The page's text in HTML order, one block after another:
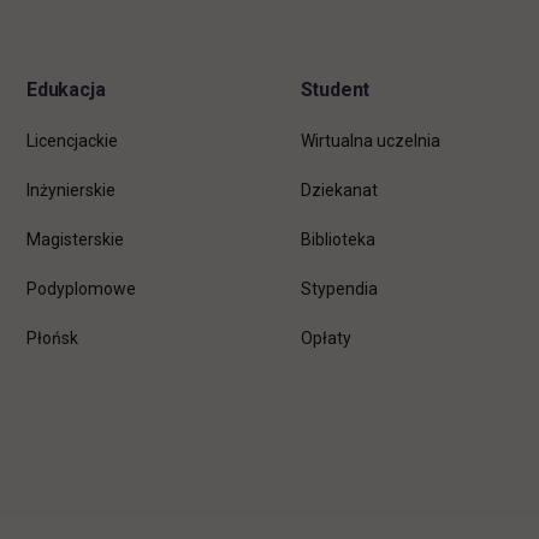
Edukacja
Licencjackie
Inżynierskie
Magisterskie
Podyplomowe
Płońsk
Student
Wirtualna uczelnia
Dziekanat
Biblioteka
Stypendia
Opłaty